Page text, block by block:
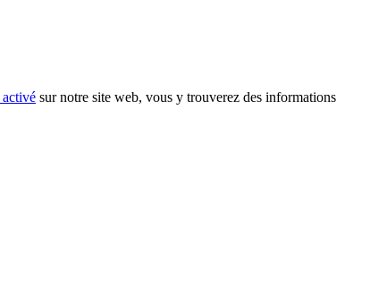
sur notre site web, vous y trouverez des informations